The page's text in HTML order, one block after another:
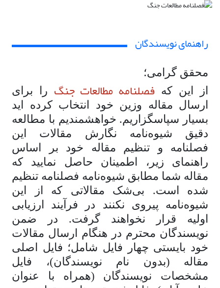
راهنمای نویسندگان
محقق گرامی؛
از این که فصلنامه مطالعات جنگ را برای
ارسال مقاله وزین خود انتخاب کرده اید
بسیار سپاسگزاریم. خواهشمندیم با مطالعه
دقیق شیوه‌نامه نگارش مقالات این
فصلنامه و تنظیم مقاله خود بر اساس
راهنمای زیر، اطمینان حاصل نمایید که
مقاله شما مطابق شیوه‌نامه فصلنامه تنظیم
شده است. بی‌شک مقالاتی که از این
شیوه‌نامه پیروی نکنند در فرآیند ارزیابی
اولیه قرار نخواهند گرفت. در ضمن
نویسندگان محترم در هنگام ارسال مقالات
خود بایستی چهار فایل شامل؛ فایل اصلی
مقاله (بدون نام نویسندگان)، فایل
مشخصات نویسندگان (همراه با عنوان